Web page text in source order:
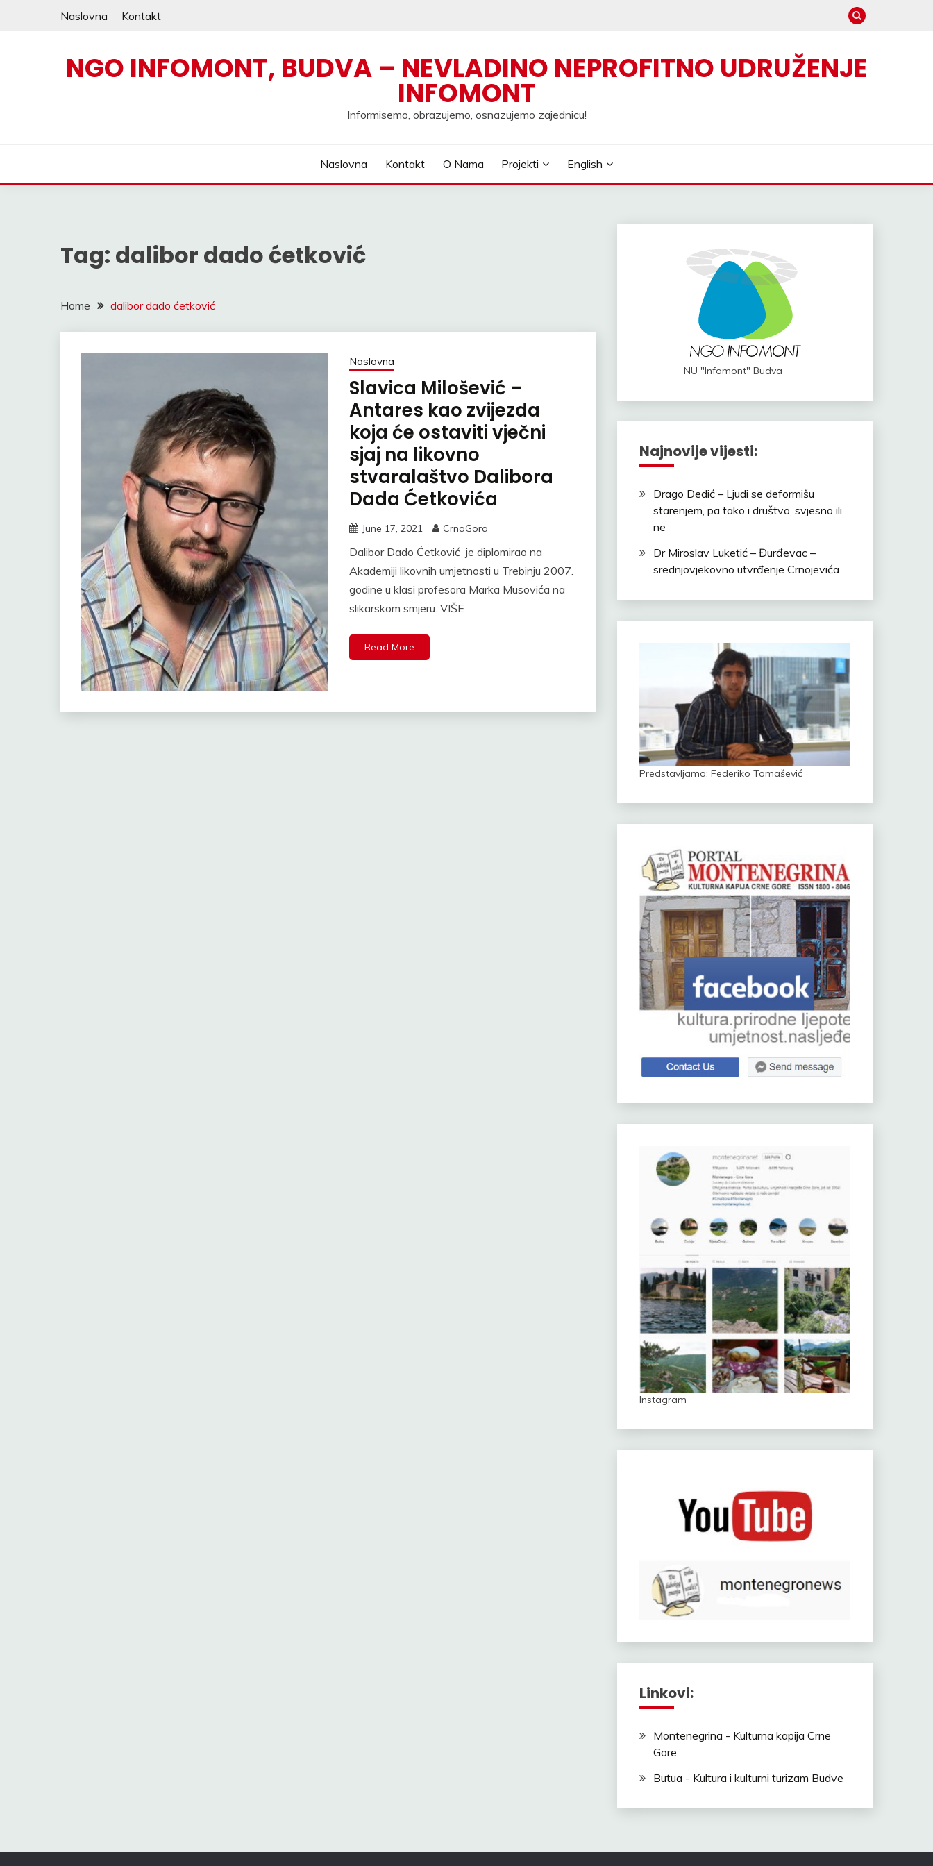
Naslovna Kontakt
NGO INFOMONT, BUDVA – NEVLADINO NEPROFITNO UDRUŽENJE
INFOMONT
Informisemo, obrazujemo, osnazujemo zajednicu!
Naslovna Kontakt O Nama Projekti English
Tag: dalibor dado ćetković
Home dalibor dado ćetković
Naslovna
Slavica Milošević –
Antares kao zvijezda
koja će ostaviti vječni
sjaj na likovno
stvaralaštvo Dalibora
Dada Ćetkovića
June 17, 2021 CrnaGora
Dalibor Dado Ćetković je diplomirao na
Akademiji likovnih umjetnosti u Trebinju 2007.
godine u klasi profesora Marka Musovića na
slikarskom smjeru. VIŠE
Read More
NU "Infomont" Budva
Najnovije vijesti:
Drago Dedić – Ljudi se deformišu
starenjem, pa tako i društvo, svjesno ili
ne
Dr Miroslav Luketić – Đurđevac –
srednjovjekovno utvrđenje Crnojevića
Predstavljamo: Federiko Tomašević
Instagram
Linkovi:
Montenegrina - Kulturna kapija Crne
Gore
Butua - Kultura i kulturni turizam Budve